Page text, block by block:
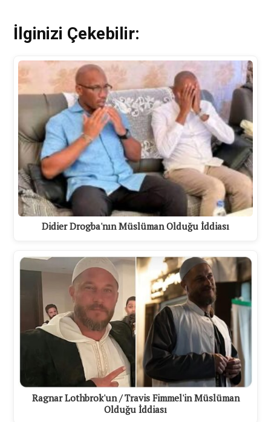
İlginizi Çekebilir:
Didier Drogba'nın Müslüman Olduğu İddiası
Ragnar Lothbrok'un / Travis Fimmel'in Müslüman
Olduğu İddiası